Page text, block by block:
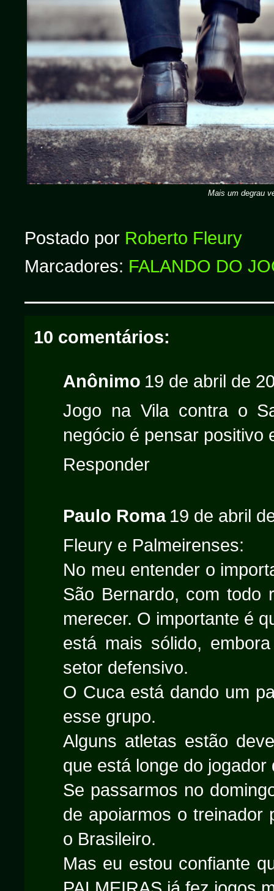
Mais um degrau
Postado por Roberto Fleury
Marcadores: FALANDO DO
10 comentários:
Anônimo 19 de abril de
Jogo na Vila contra o
negócio é pensar positivo
Responder
Paulo Roma 19 de abril
Fleury e Palmeirenses:
No meu entender o
São Bernardo, com todo
merecer. O importante é
está mais sólido,
setor defensivo.
O Cuca está dando um
esse grupo.
Alguns atletas estão
que está longe do
Se passarmos no
de apoiarmos o treinador
o Brasileiro.
Mas eu estou confiante